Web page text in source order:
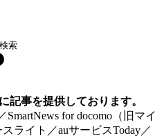
記事を提供しております。
SmartNews for docomo（旧マイ
ライト／auサービスToday／